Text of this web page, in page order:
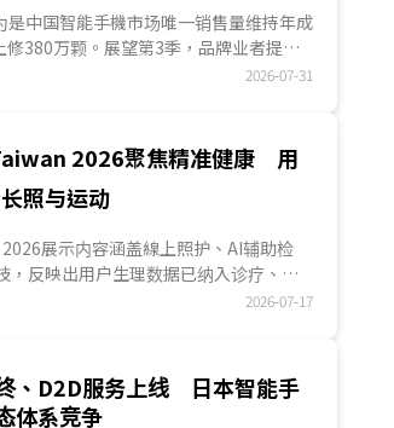
中国智能手機市场唯一销售量维持年成
修380万颗。展望第3季，品牌业者提前
出货量回归季节性成长，DIGITIMES预
2026-07-31
2026聚焦精准健康 用
照与运动
展示内容涵盖線上照护、AI辅助检
，反映出用户生理数据已纳入诊疗、长
功能，也强调數據量测、平臺串接与后
业模式验证。...
2026-07-17
、D2D服务上线 日本智能手
体系竞争